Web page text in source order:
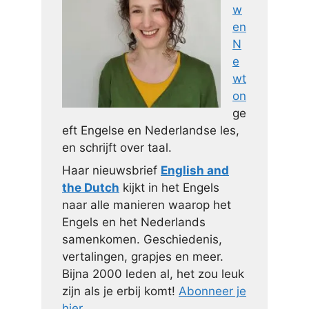
w
en
N
e
wt
on
ge
eft Engelse en Nederlandse les,
en schrijft over taal.
Haar nieuwsbrief English and
the Dutch kijkt in het Engels
naar alle manieren waarop het
Engels en het Nederlands
samenkomen. Geschiedenis,
vertalingen, grapjes en meer.
Bijna 2000 leden al, het zou leuk
zijn als je erbij komt! Abonneer je